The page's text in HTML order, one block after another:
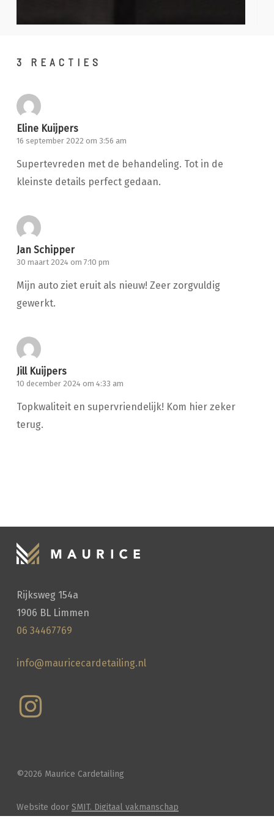
3 REACTIES
Eline Kuijpers
16 september 2022 om 3:56 am
Supertevreden met de behandeling. Tot in de
kleinste details perfect gedaan.
Jan Schipper
30 maart 2024 om 7:10 pm
Mijn auto ziet eruit als nieuw! Zeer zorgvuldig
gewerkt.
Jill Kuijpers
10 december 2024 om 4:33 am
Topkwaliteit en supervriendelijk! Kom hier zeker
terug.
Rijksweg 154a
1906 BL Limmen
06 34467769
info@mauricecardetailing.nl
©2026 Maurice Cardetailing
Website doorSMIT. Digitaal vakmanschap